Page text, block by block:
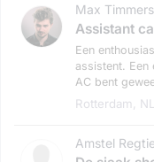
Max Timmers
Assistant
Een
assistent. Een
AC bent
Rotterdam, NL
Amstel